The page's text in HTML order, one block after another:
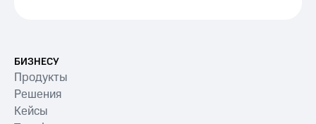
БИЗНЕСУ
Продукты
Решения
Кейсы